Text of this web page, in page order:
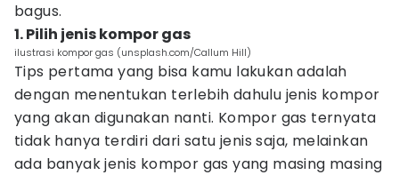
bagus.
1. Pilih jenis kompor gas
ilustrasi kompor gas (unsplash.com/Callum Hill)
Tips pertama yang bisa kamu lakukan adalah
dengan menentukan terlebih dahulu jenis kompor
yang akan digunakan nanti. Kompor gas ternyata
tidak hanya terdiri dari satu jenis saja, melainkan
ada banyak jenis kompor gas yang masing masing